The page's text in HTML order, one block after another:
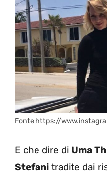
Fonte https://
E che dire di Uma
Stefani tradite dai